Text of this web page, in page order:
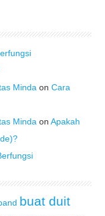
Minda onCara
Minda onApakah
buat duit